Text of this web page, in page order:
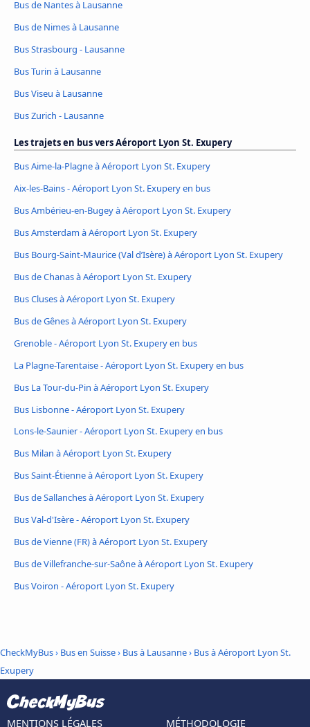
Bus de Nantes à Lausanne
Bus de Nimes à Lausanne
Bus Strasbourg - Lausanne
Bus Turin à Lausanne
Bus Viseu à Lausanne
Bus Zurich - Lausanne
Les trajets en bus vers Aéroport Lyon St. Exupery
Bus Aime-la-Plagne à Aéroport Lyon St. Exupery
Aix-les-Bains - Aéroport Lyon St. Exupery en bus
Bus Ambérieu-en-Bugey à Aéroport Lyon St. Exupery
Bus Amsterdam à Aéroport Lyon St. Exupery
Bus Bourg-Saint-Maurice (Val d’Isère) à Aéroport Lyon St. Exupery
Bus de Chanas à Aéroport Lyon St. Exupery
Bus Cluses à Aéroport Lyon St. Exupery
Bus de Gênes à Aéroport Lyon St. Exupery
Grenoble - Aéroport Lyon St. Exupery en bus
La Plagne-Tarentaise - Aéroport Lyon St. Exupery en bus
Bus La Tour-du-Pin à Aéroport Lyon St. Exupery
Bus Lisbonne - Aéroport Lyon St. Exupery
Lons-le-Saunier - Aéroport Lyon St. Exupery en bus
Bus Milan à Aéroport Lyon St. Exupery
Bus Saint-Étienne à Aéroport Lyon St. Exupery
Bus de Sallanches à Aéroport Lyon St. Exupery
Bus Val-d'Isère - Aéroport Lyon St. Exupery
Bus de Vienne (FR) à Aéroport Lyon St. Exupery
Bus de Villefranche-sur-Saône à Aéroport Lyon St. Exupery
Bus Voiron - Aéroport Lyon St. Exupery
CheckMyBus› Bus en Suisse› Bus à Lausanne› Bus à Aéroport Lyon St.
Exupery
MENTIONS LÉGALES MÉTHODOLOGIE